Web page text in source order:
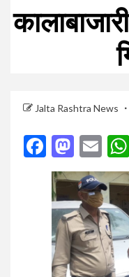
Jalta Rashtra News